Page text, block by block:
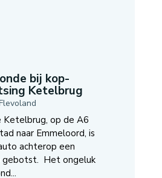
bij kop-
Ketelbrug
Ketelbrug, op de A6
naar Emmeloord, is
achterop een
gebotst. Het ongeluk